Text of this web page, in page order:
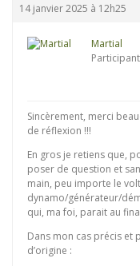
14 janvier 2025 à 12h25
Martial
Participant
Sincèrement, merci
de réflexion !!!
En gros je retiens que,
poser de question et
main, peu importe le
dynamo/générateur/
qui, ma foi, parait au
Dans mon cas précis et
d’origine :